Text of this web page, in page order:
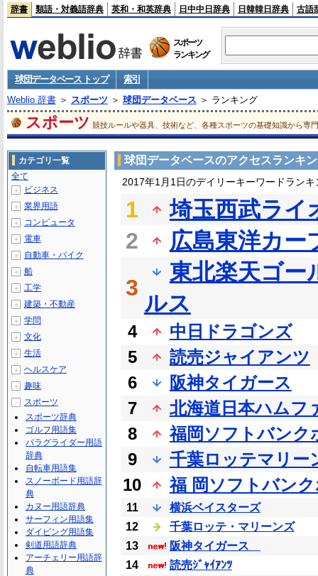
辞書 類語・対義語辞典 英和・和英辞典 日中中日辞典 日韓韓日辞典 古語
スポーツ
ランキング
球団データベース トップ
索引
Weblio 辞書＞ スポーツ ＞ 球団データベース ＞ ランキング
スポーツ 競技ルールや器具、技術など、各種スポーツの基礎知識から専
球団データベースのアクセスランキ
2017年1月1日のデイリーキーワードランキ
1
埼玉西武ライ
2
広島東洋カー
3
東北楽天ゴー
ルス
4
中日ドラゴンズ
5
読売ジャイアンツ
6
阪神タイガース
7
北海道日本ハムフ
8
福岡ソフトバンク
9
千葉ロッテマリー
10
福 岡ソフトバン
11
横浜ベイスターズ
12
千葉ロッテ・マリーンズ
13
阪神タイガース
14
読売ｼﾞｬｲｱﾝﾂ
カテゴリ一覧
全て
＋ ビジネス
＋ 業界用語
＋ コンピュータ
＋ 電車
＋ 自動車・バイク
＋ 船
＋ 工学
＋ 建築・不動産
＋ 学問
＋ 文化
＋ 生活
＋ ヘルスケア
＋ 趣味
－
スポーツ
スポーツ辞典
ゴルフ用語集
パラグライダー用語
辞典
自転車用語集
スノーボード用語辞
典
カヌー用語辞典
サーフィン用語集
ダイビング用語集
剣道用語辞典
アーチェリー用語辞
典